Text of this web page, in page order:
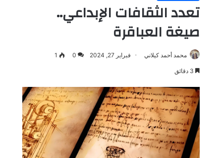
تعدد الثقافات الإبداعي..
صيغة العباقرة
محمد أحمد كيلاني فبراير 27, 2024 0
1